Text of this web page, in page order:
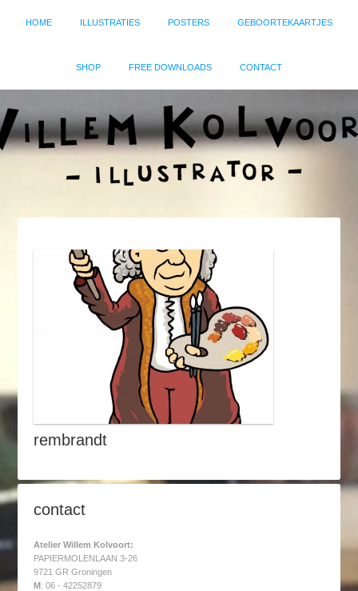
HOME ILLUSTRATIES POSTERS GEBOORTEKAARTJES
SHOP FREE DOWNLOADS CONTACT
rembrandt
contact
Atelier Willem Kolvoort:
PAPIERMOLENLAAN 3-26
9721 GR Groningen
M: 06 - 42252879